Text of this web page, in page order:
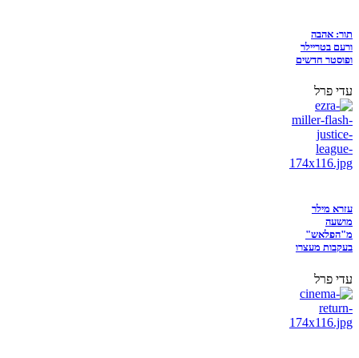
תור: אהבה
ורעם בטריילר
ופוסטר חדשים
עדי פרל
עזרא מילר
מושעה
מ"הפלאש"
בעקבות מעצרו
עדי פרל